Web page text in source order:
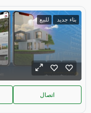
بناء جديد للبيع
اتصال